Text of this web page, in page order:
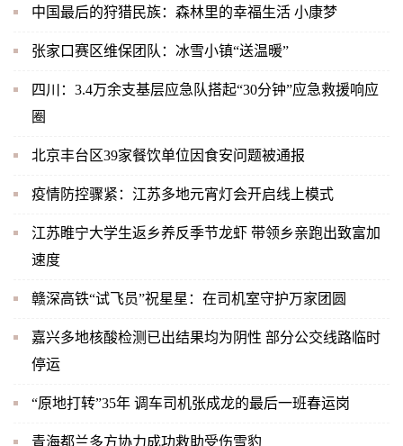
中国最后的狩猎民族：森林里的幸福生活 小康梦
张家口赛区维保团队：冰雪小镇“送温暖”
四川：3.4万余支基层应急队搭起“30分钟”应急救援响应
圈
北京丰台区39家餐饮单位因食安问题被通报
疫情防控骤紧：江苏多地元宵灯会开启线上模式
江苏睢宁大学生返乡养反季节龙虾 带领乡亲跑出致富加
速度
赣深高铁“试飞员”祝星星：在司机室守护万家团圆
嘉兴多地核酸检测已出结果均为阴性 部分公交线路临时
停运
“原地打转”35年 调车司机张成龙的最后一班春运岗
青海都兰多方协力成功救助受伤雪豹